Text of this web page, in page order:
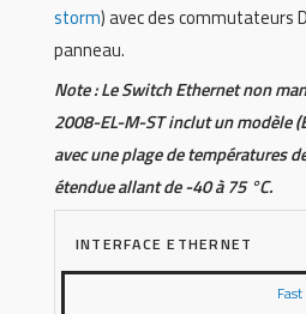
storm) avec des commutateurs
panneau.
Note : Le Switch Ethernet non
2008-EL-M-ST inclut un modèle
avec une plage de températures
étendue allant de -40 à 75 °C.
INTERFACE ETHERNET